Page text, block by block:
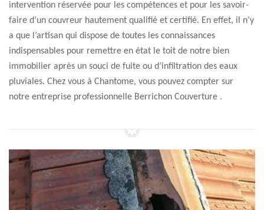
intervention réservée pour les compétences et pour les savoir-
faire d’un couvreur hautement qualifié et certifié. En effet, il n’y
a que l’artisan qui dispose de toutes les connaissances
indispensables pour remettre en état le toit de notre bien
immobilier après un souci de fuite ou d’infiltration des eaux
pluviales. Chez vous à Chantome, vous pouvez compter sur
notre entreprise professionnelle Berrichon Couverture .